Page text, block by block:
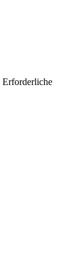
Erforderliche